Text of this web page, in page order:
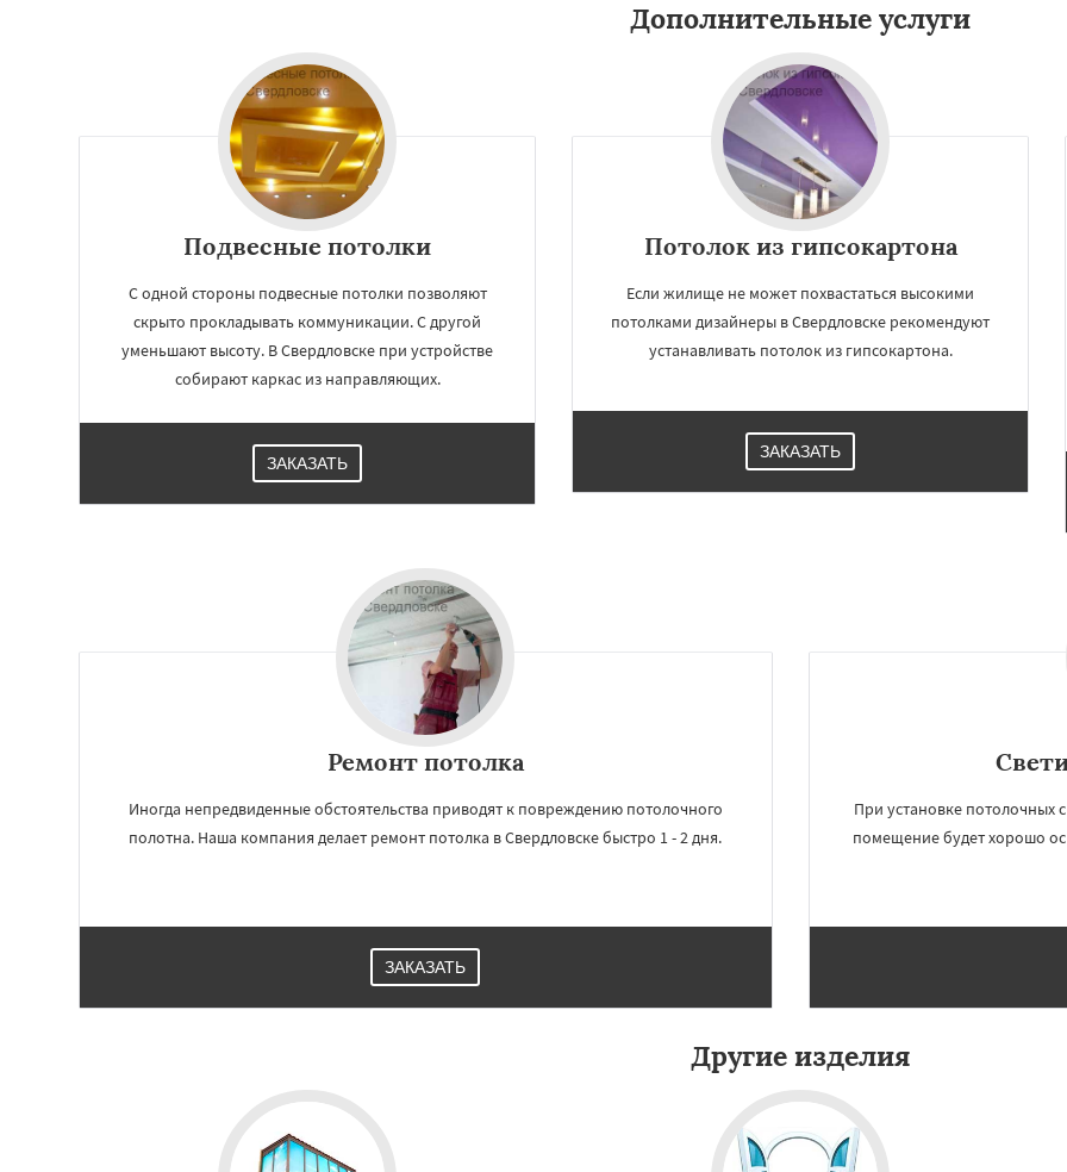
Дополнительные услуги
Подвесные потолки
С одной стороны подвесные потолки позволяют
скрыто прокладывать коммуникации. С другой
уменьшают высоту. В Свердловске при устройстве
собирают каркас из направляющих.
ЗАКАЗАТЬ
Потолок из гипсокартона
Если жилище не может похвастаться высокими
потолками дизайнеры в Свердловске рекомендуют
устанавливать потолок из гипсокартона.
ЗАКАЗАТЬ
Ремонт потолка
Иногда непредвиденные обстоятельства приводят к повреждению потолочного
полотна. Наша компания делает ремонт потолка в Свердловске быстро 1 - 2 дня.
ЗАКАЗАТЬ
При установке потолочных
помещение будет хорошо
Другие изделия